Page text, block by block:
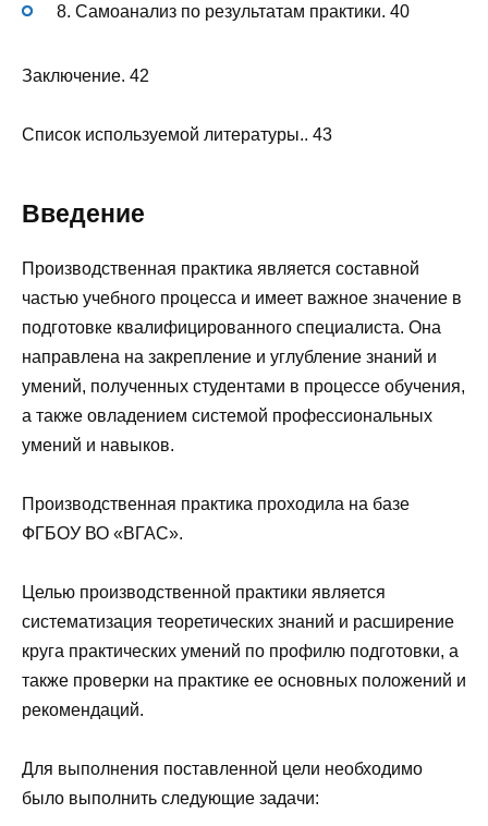
8. Самоанализ по результатам практики. 40
Заключение. 42
Список используемой литературы.. 43
Введение
Производственная практика является составной
частью учебного процесса и имеет важное значение в
подготовке квалифицированного специалиста. Она
направлена на закрепление и углубление знаний и
умений, полученных студентами в процессе обучения,
а также овладением системой профессиональных
умений и навыков.
Производственная практика проходила на базе
ФГБОУ ВО «ВГАС».
Целью производственной практики является
систематизация теоретических знаний и расширение
круга практических умений по профилю подготовки, а
также проверки на практике ее основных положений и
рекомендаций.
Для выполнения поставленной цели необходимо
было выполнить следующие задачи: